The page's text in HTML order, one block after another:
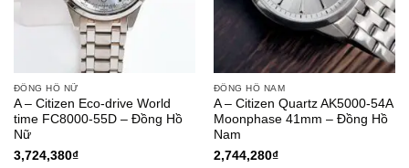
ĐỒNG HỒ NỮ
A – Citizen Eco-drive World
time FC8000-55D – Đồng Hồ
Nữ
3,724,380₫
ĐỒNG HỒ NAM
A – Citizen Quartz AK5000-54A
Moonphase 41mm – Đồng Hồ
Nam
2,744,280₫